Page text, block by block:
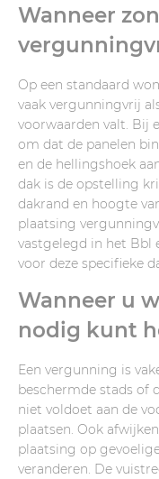
Wanneer
Op een standaard
vaak vergunningvrij
voorwaarden valt. Bij
om dat de panelen
en de hellingshoek
dak is de opstelling
dakrand en hoogte
plaatsing
vastgelegd in het Bbl
voor deze specifieke
Wanneer u
nodig kunt
Een vergunning is
beschermde stads of
niet voldoet aan de
plaatsen. Ook
plaatsing op
veranderen. De